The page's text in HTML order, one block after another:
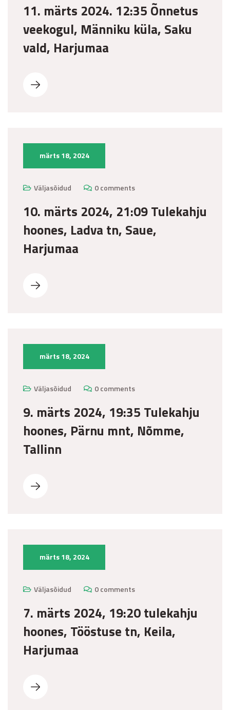
11. märts 2024. 12:35 Õnnetus
veekogul, Männiku küla, Saku
vald, Harjumaa
märts 18, 2024
Väljasõidud 0 comments
10. märts 2024, 21:09 Tulekahju
hoones, Ladva tn, Saue,
Harjumaa
märts 18, 2024
Väljasõidud 0 comments
9. märts 2024, 19:35 Tulekahju
hoones, Pärnu mnt, Nõmme,
Tallinn
märts 18, 2024
Väljasõidud 0 comments
7. märts 2024, 19:20 tulekahju
hoones, Tööstuse tn, Keila,
Harjumaa